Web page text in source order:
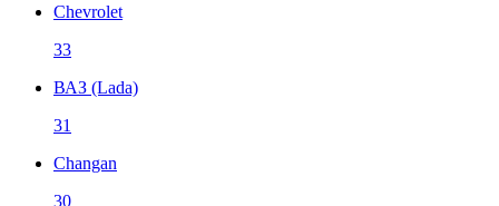
Chevrolet
33
ВАЗ (Lada)
31
Changan
30